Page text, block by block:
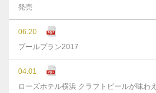
発売
06.20
プールプラン2017
04.01
ローズホテル横浜 クラフトビールが味わ